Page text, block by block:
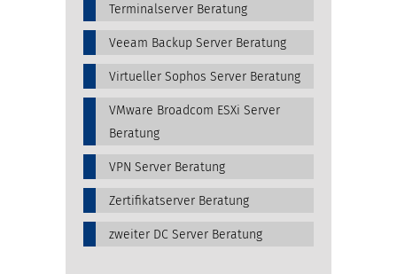
Terminalserver Beratung
Veeam Backup Server Beratung
Virtueller Sophos Server Beratung
VMware Broadcom ESXi Server
Beratung
VPN Server Beratung
Zertifikatserver Beratung
zweiter DC Server Beratung